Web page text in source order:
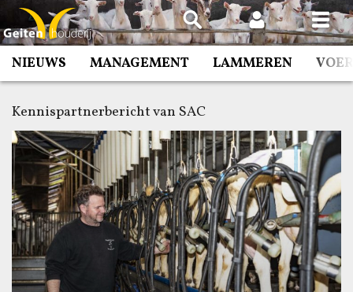
Spring
naar
inhoud
NIEUWS MANAGEMENT LAMMEREN
Kennispartnerbericht van SAC